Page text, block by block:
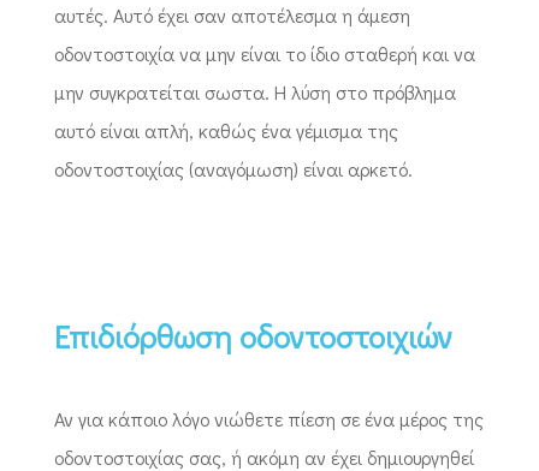
αυτές. Αυτό έχει σαν αποτέλεσμα η άμεση
οδοντοστοιχία να μην είναι το ίδιο σταθερή και να
μην συγκρατείται σωστα. Η λύση στο πρόβλημα
αυτό είναι απλή, καθώς ένα γέμισμα της
οδοντοστοιχίας (αναγόμωση) είναι αρκετό.
Επιδιόρθωση οδοντοστοιχιών
Αν για κάποιο λόγο νιώθετε πίεση σε ένα μέρος της
οδοντοστοιχίας σας, ή ακόμη αν έχει δημιουργηθεί